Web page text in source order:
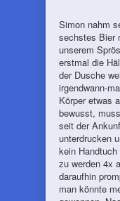
Simon nahm
sechstes Bier
unserem
erstmal die
der Dusche
irgendwann-
Körper etwas
bewusst,
seit der
unterdrucken
kein
zu werden 4x
daraufhin
man könnte